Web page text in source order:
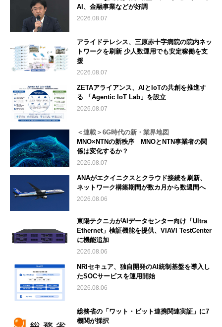
AI、金融事業などが好調
2026.08.07
アライドテレシス、三原赤十字病院の院内ネッ
トワークを刷新 少人数運用でも安定稼働を支
援
2026.08.07
ZETAアライアンス、AIとIoTの共創を推進す
る 「Agentic IoT Lab」を設立
2026.08.07
＜連載＞6G時代の新・業界地図
MNO×NTNの新秩序 MNOとNTN事業者の関
係は変化するか？
2026.08.07
ANAがエクイニクスとクラウド接続を刷新、
ネットワーク構築期間が数カ月から数週間へ
2026.08.06
東陽テクニカがAIデータセンター向け「Ultra
Ethernet」検証機能を提供、VIAVI TestCenter
に機能追加
2026.08.06
NRIセキュア、独自開発のAI統制基盤を導入し
たSOCサービスを運用開始
2026.08.06
総務省の「ワット・ビット連携関連実証」に7
機関が採択